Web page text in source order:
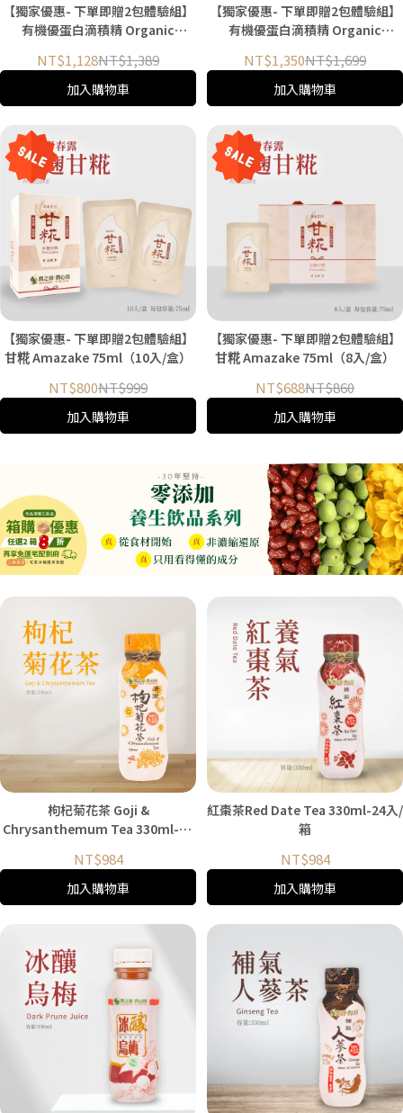
【獨家優惠- 下單即贈2包體驗組】
有機優蛋白滴積精 Organic
NT$1,128NT$1,389
加入購物車
【獨家優惠- 下單即贈2包體驗組】
有機優蛋白滴積精 Organic
盒）
NT$1,350NT$1,699
加入購物車
【獨家優惠- 下單即贈2包體驗組】
甘糀 Amazake 75ml（10入/盒）
NT$800NT$999
加入購物車
【獨家優惠- 下單即贈2包體驗組】
甘糀 Amazake 75ml（8入/盒）
NT$688NT$860
加入購物車
枸杞菊花茶 Goji &
Chrysanthemum Tea 330ml-24
NT$984
加入購物車
紅棗茶Red Date Tea 330ml-24入/
箱
NT$984
加入購物車